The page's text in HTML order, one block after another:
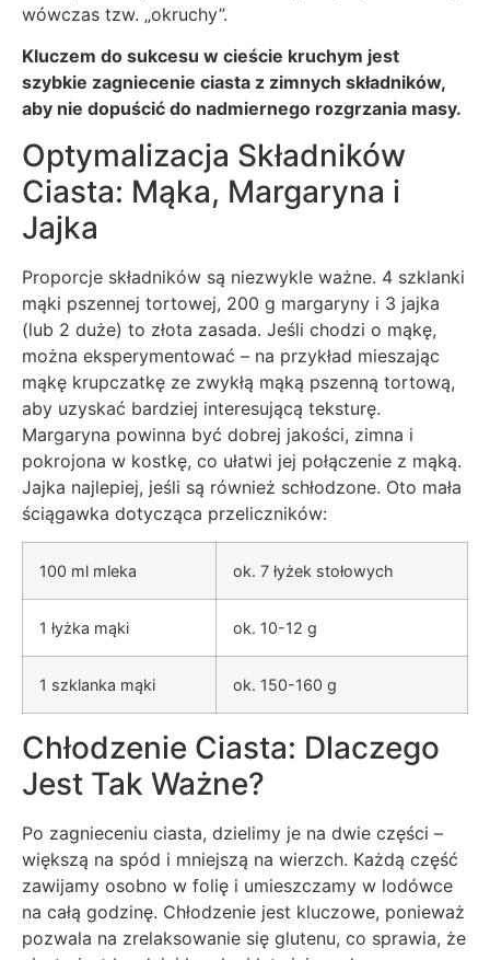
wówczas tzw. „okruchy”.
Kluczem do sukcesu w cieście kruchym jest
szybkie zagniecenie ciasta z zimnych składników,
aby nie dopuścić do nadmiernego rozgrzania masy.
Optymalizacja Składników
Ciasta: Mąka, Margaryna i
Jajka
Proporcje składników są niezwykle ważne. 4 szklanki
mąki pszennej tortowej, 200 g margaryny i 3 jajka
(lub 2 duże) to złota zasada. Jeśli chodzi o mąkę,
można eksperymentować – na przykład mieszając
mąkę krupczatkę ze zwykłą mąką pszenną tortową,
aby uzyskać bardziej interesującą teksturę.
Margaryna powinna być dobrej jakości, zimna i
pokrojona w kostkę, co ułatwi jej połączenie z mąką.
Jajka najlepiej, jeśli są również schłodzone. Oto mała
ściągawka dotycząca przeliczników:
100 ml mleka ok. 7 łyżek stołowych
1 łyżka mąki ok. 10-12 g
1 szklanka mąki ok. 150-160 g
Chłodzenie Ciasta: Dlaczego
Jest Tak Ważne?
Po zagnieceniu ciasta, dzielimy je na dwie części –
większą na spód i mniejszą na wierzch. Każdą część
zawijamy osobno w folię i umieszczamy w lodówce
na całą godzinę. Chłodzenie jest kluczowe, ponieważ
pozwala na zrelaksowanie się glutenu, co sprawia, że